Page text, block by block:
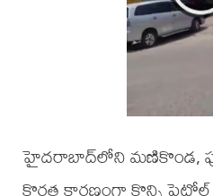
హైదరాబాద్‌లోని మణికొండ,